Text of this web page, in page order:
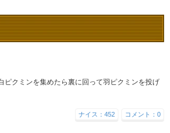
ピクミンを集めたら裏に回って羽ピクミンを投げ
コメント：0
ナイス：452